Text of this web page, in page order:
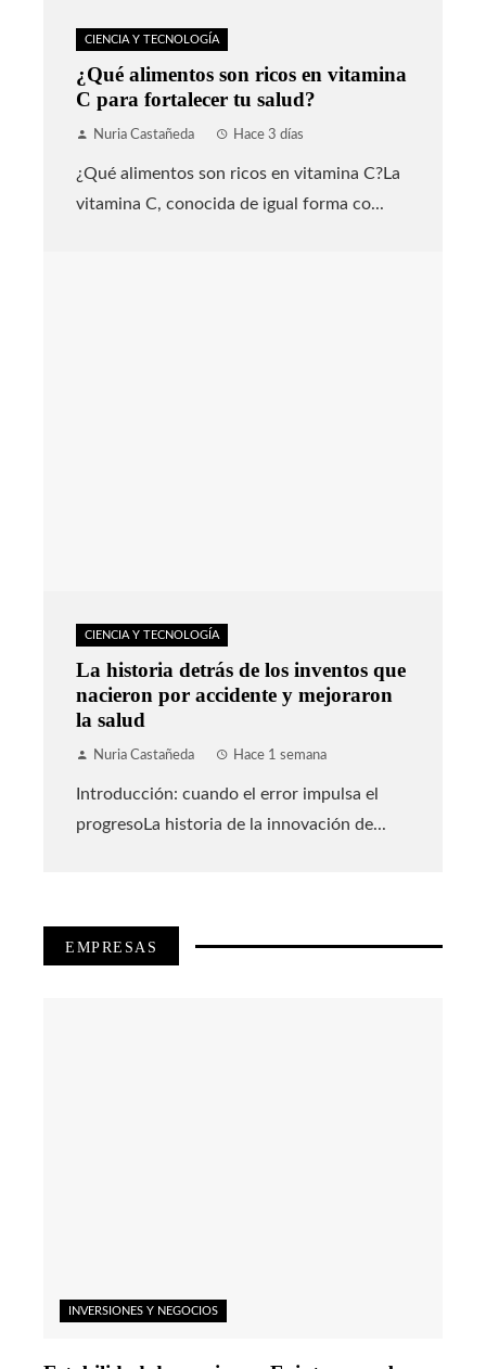
CIENCIA Y TECNOLOGÍA
¿Qué alimentos son ricos en vitamina
C para fortalecer tu salud?
Nuria Castañeda Hace 3 días
¿Qué alimentos son ricos en vitamina C?La
vitamina C, conocida de igual forma co...
CIENCIA Y TECNOLOGÍA
La historia detrás de los inventos que
nacieron por accidente y mejoraron
la salud
Nuria Castañeda Hace 1 semana
Introducción: cuando el error impulsa el
progresoLa historia de la innovación de...
EMPRESAS
INVERSIONES Y NEGOCIOS